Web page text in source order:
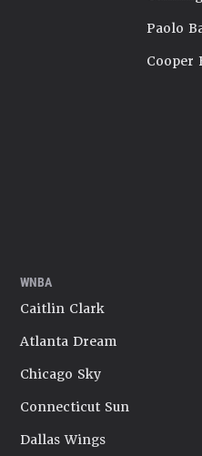
Paolo
Cooper
WNBA
Caitlin Clark
Atlanta Dream
Chicago Sky
Connecticut Sun
Dallas Wings